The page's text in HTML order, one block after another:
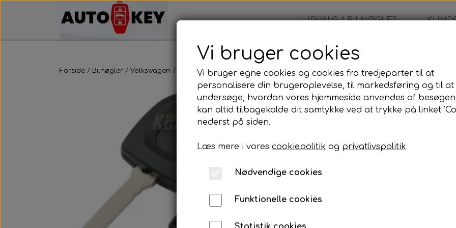
UDVALG / BILNØGLER
Forside Bilnøgler Volkswagen Alm. Bilnøgler Volkswagen - Alm. Bilnøgle
Volkswagen - Alm.
570,00 kr.
Komplet bilnøgle inkl. skæring og
Når du bestiller denne bilnøgle, leveres den
programmeret og testet, så den er klar til brug på
Programmeringen kan udføres på den adresse,
til din adresse eller udføre arbejdet på vores
Prisen inkluderer:
Vi bruger cookies
Vi bruger egne cookies og cookies fra tredjeparter til at
personalisere din brugeroplevelse, til markedsføring og til at
undersøge, hvordan vores hjemmeside anvendes af
kan altid tilbagekalde dit samtykke ved at trykke på linket
nederst på siden.
Læs mere i vores cookiepolitik og privatlivspolitik
Nødvendige cookies
Funktionelle cookies